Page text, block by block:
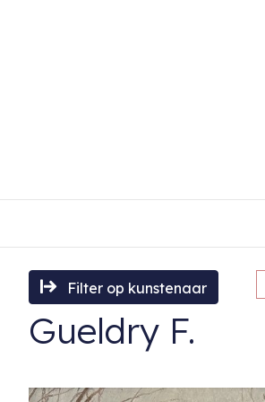
Filter op kunstenaar
Gueldry F.